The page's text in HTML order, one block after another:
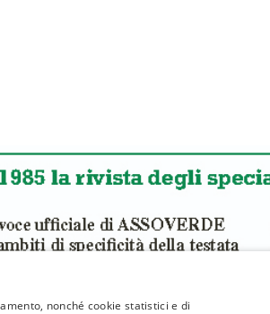
nonché cookie statistici e di